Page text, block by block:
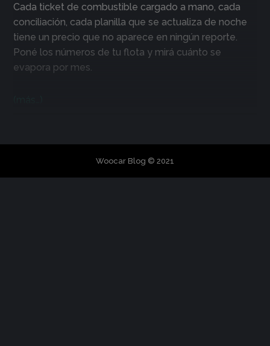
Cada ticket de combustible cargado a mano, cada
conciliación, cada planilla que se actualiza de noche
tiene un precio que no aparece en ningún reporte.
Poné los números de tu flota y mirá cuánto se
evapora por mes.
Woocar Blog © 2021